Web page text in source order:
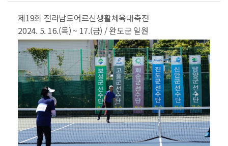
제19회 전라남도어르신생활체육대축전
2024. 5. 16.(목) ~ 17.(금) / 완도군 일원